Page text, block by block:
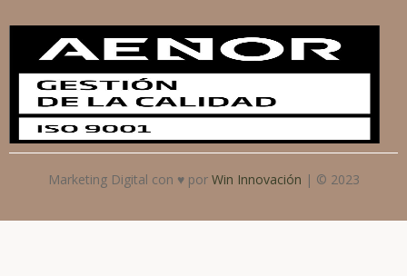
Marketing Digital con ♥ por Win Innovación | © 2023